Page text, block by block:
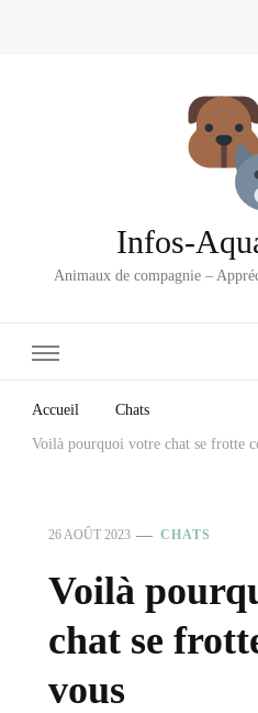
Infos-
Animaux de compagnie –
Accueil Chats
Voilà pourquoi votre chat se frotte
26 AOÛT 2023 CHATS
Voilà
chat se
vous